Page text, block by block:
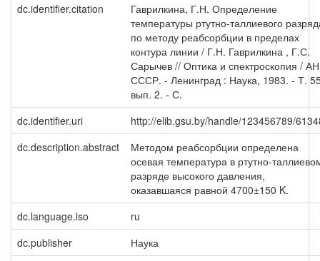
dc.identifier.citation
Гаврилкина, Г.Н. Определение
температуры ртутно-таллиевого
по методу реабсорбции в пределах
контура линии / Г.Н. Гаврилкина , Г.С.
Сарычев // Оптика и спектроскопия / АН
СССР. - Ленинград : Наука, 1983. - Т.
вып. 2. - С.
dc.identifier.uri
http://elib.gsu.by/handle/123456789/
dc.description.abstract
Методом реабсорбции определена
осевая температура в ртутно-
разряде высокого давления,
оказавшаяся равной 4700±150 K.
dc.language.iso
ru
dc.publisher
Наука